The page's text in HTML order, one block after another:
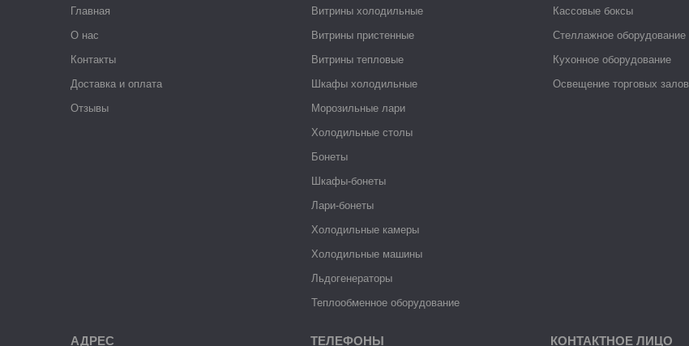
Главная
О нас
Контакты
Доставка и оплата
Отзывы
Витрины холодильные
Витрины пристенные
Витрины тепловые
Шкафы холодильные
Морозильные лари
Холодильные столы
Бонеты
Шкафы-бонеты
Лари-бонеты
Холодильные камеры
Холодильные машины
Льдогенераторы
Теплообменное оборудование
Кассовые боксы
Стеллажное оборудование
Кухонное оборудование
Освещение торговых залов